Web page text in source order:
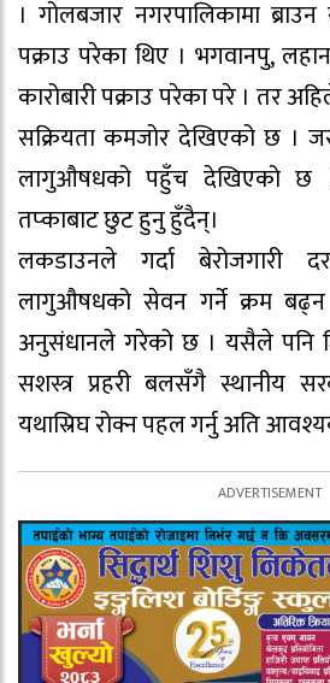
। गोलबजार नगरपालिकामा
पक्राउ परेका थिए । भगवानपु,
कारोबारी पक्राउ परेका परे । तर
सक्रियता कमजोर देखिएको छ ।
लागुऔषधको पहुँच देखिएको छ
तप्काबाट छुट हुनु हुँदैन्।
लकडाउनले गर्दा बेरोजगारी
लागुऔषधको सेवन गर्ने क्रम बढ्न
अनुसंधानले गरेको छ । यसैले पनि
सशस्त्र प्रहरी बलसँगै स्थानीय
यथास्रिघ रोक्न पहल गर्नु अति